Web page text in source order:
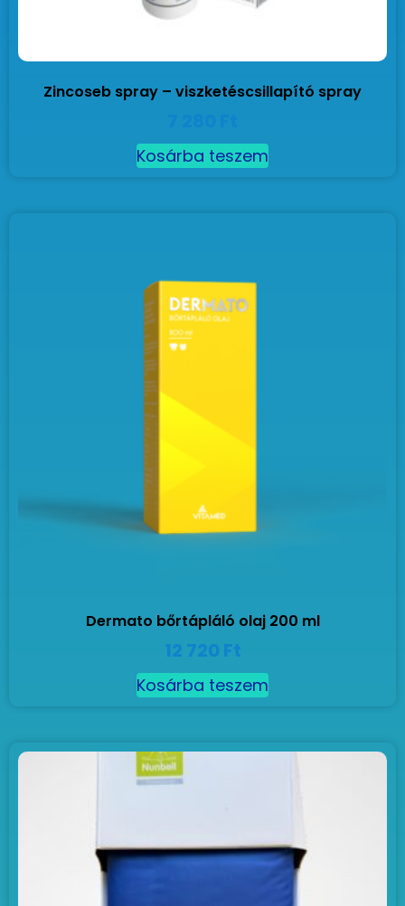
Zincoseb spray – viszketéscsillapító spray
Kosárba teszem
Dermato bőrtápláló olaj 200 ml
12 720 Ft
Kosárba teszem